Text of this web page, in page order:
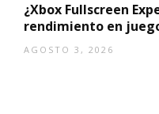
¿Xbox Fullscreen
rendimiento en
AGOSTO 3, 2026